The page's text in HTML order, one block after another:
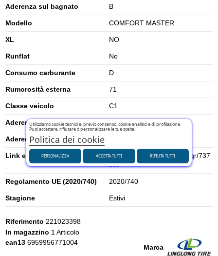
Aderenza sul bagnato B
Modello COMFORT MASTER
XL NO
Runflat No
Consumo carburante D
Rumorosità esterna 71
Classe veicolo C1
Aderenza su neve 0
Aderenza su ghiaccio
Link etichetta energetica UE
https://eprel.ec.europa.eu/qr/737
912
Regolamento UE (2020/740) 2020/740
Stagione Estivi
Marca
Riferimento 221023398
In magazzino 1 Articolo
ean13 6959956771004
Utilizziamo cookie tecnici e, previo consenso, cookie analitici e di profilazione.
Puoi accettare, rifiutare o personalizzare le tue scelte.
Politica dei cookie
PERSONALIZZA RIFIUTA TUTTI
ACCETTA TUTTI